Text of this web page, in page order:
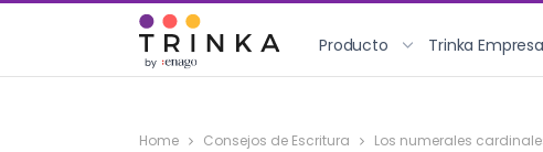
Producto Trinka
Home Consejos de Escritura Los numerales